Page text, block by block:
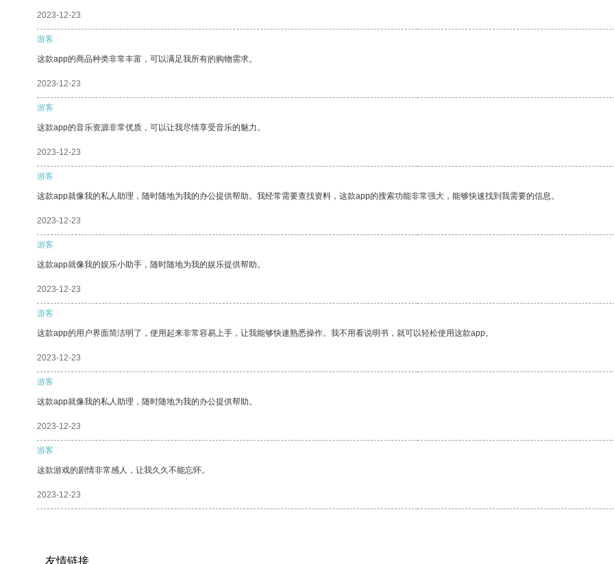
2023-12-23
游客
这款app的商品种类非常丰富，可以满足我所有的购物需求。
2023-12-23
游客
这款app的音乐资源非常优质，可以让我尽情享受音乐的魅力。
2023-12-23
游客
这款app就像我的私人助理，随时随地为我的办公提供帮助。我经常需要查找资料，这款app的搜索功能非常强大，能够快速找到我需要的信息。
2023-12-23
游客
这款app就像我的娱乐小助手，随时随地为我的娱乐提供帮助。
2023-12-23
游客
这款app的用户界面简洁明了，使用起来非常容易上手，让我能够快速熟悉操作。我不用看说明书，就可以轻松使用这款app。
2023-12-23
游客
这款app就像我的私人助理，随时随地为我的办公提供帮助。
2023-12-23
游客
这款游戏的剧情非常感人，让我久久不能忘怀。
2023-12-23
友情链接